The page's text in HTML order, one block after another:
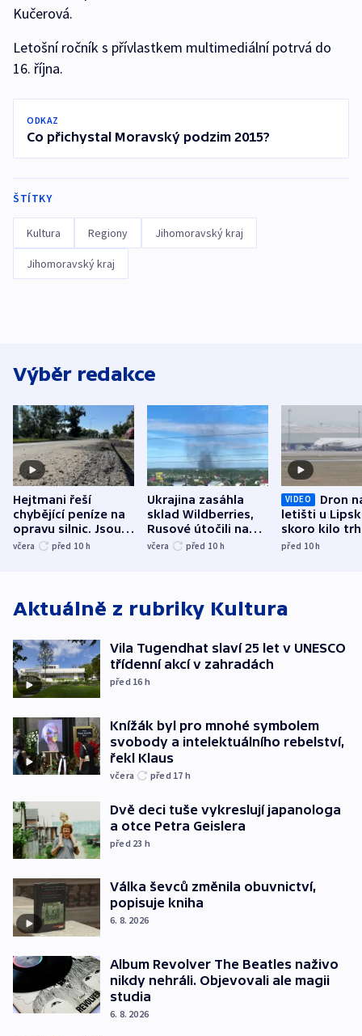
Kučerová.
Letošní ročník s přívlastkem multimediální potrvá do
16. října.
ODKAZ
Co přichystal Moravský podzim 2015?
ŠTÍTKY
Kultura Regiony Jihomoravský kraj
Jihomoravský kraj
Výběr redakce
Hejtmani řeší
chybějící peníze na
opravu silnic. Jsou
nenárokové, namítá
včera před 10 h
Ukrajina zasáhla
sklad Wildberries,
Rusové útočili na
trh, hasiče či
včera před 10 h
VIDEO
Dron
letišti u
skoro kilo
indicie
před 10h
Aktuálně z rubriky Kultura
Vila Tugendhat slaví 25 let v UNESCO
třídenní akcí v zahradách
před 16 h
Knížák byl pro mnohé symbolem
svobody a intelektuálního rebelství,
řekl Klaus
včera před 17 h
Dvě deci tuše vykreslují japanologa
a otce Petra Geislera
před 23 h
Válka ševců změnila obuvnictví,
popisuje kniha
6. 8. 2026
Album Revolver The Beatles naživo
nikdy nehráli. Objevovali ale magii
studia
6. 8. 2026